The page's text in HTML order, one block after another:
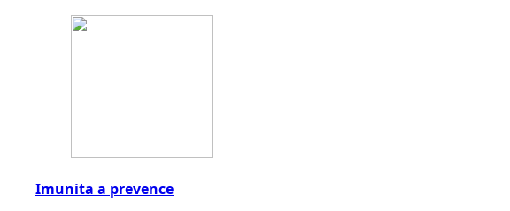
Imunita a prevence